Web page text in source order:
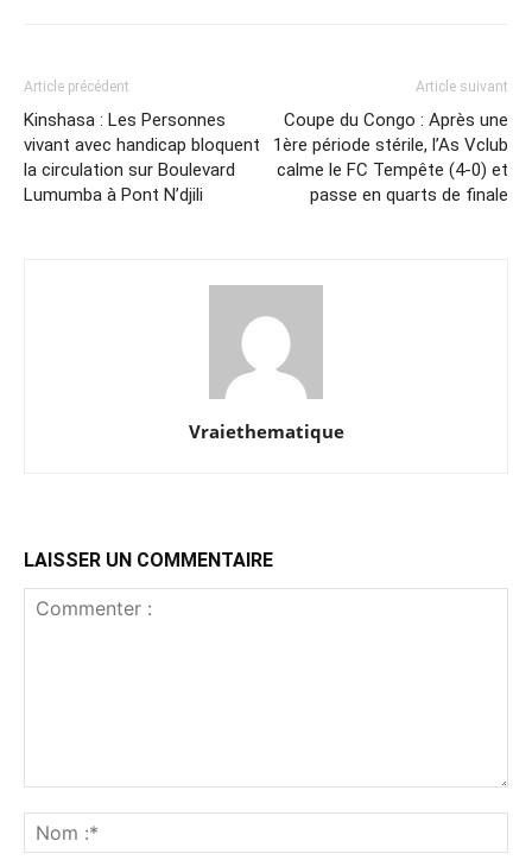
Article précédent
Kinshasa : Les Personnes
vivant avec handicap bloquent
la circulation sur Boulevard
Lumumba à Pont N’djili
Article suivant
Coupe du Congo : Après une
1ère période stérile, l’As Vclub
calme le FC Tempête (4-0) et
passe en quarts de finale
Vraiethematique
LAISSER UN COMMENTAIRE